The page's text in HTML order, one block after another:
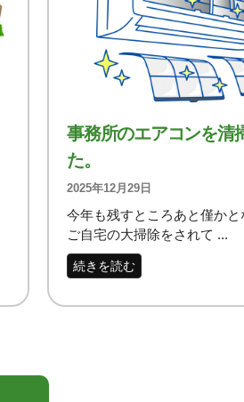
事務所のエアコンを清
た。
今年も残すところあと僅かと
ご自宅の大掃除をされて ...
続きを読む
2025年12月29日